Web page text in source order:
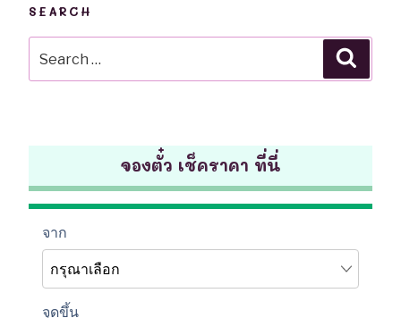
SEARCH
for:
จองตั๋ว เช็คราคา ที่นี่